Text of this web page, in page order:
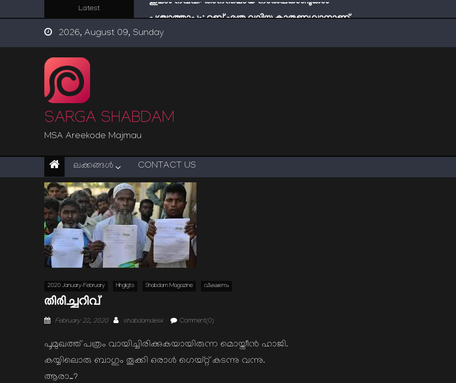
Latest
പശ്ചാത്താപം: റബ്ബ് എത്ര വലിയ കാരുണ്യവാനാണ്
ഇന്ന് നേടിയാൽ ഇരട്ടി നേടാം
“ട്രംപ് 2.0” അധികാരത്തിന്‍റെ നിഴലിലെ എപ്സ്റ്റീന്‍ രഹസ്യങ്ങള്‍
2026, August 09, Sunday
SARGA SHABDAM
MSA Areekode Majmau
ലക്കങ്ങള്‍ CONTACT US
2020 January-February Hihgligts Shabdam Magazine വീക്ഷണം
തിരിച്ചറിവ്
Posted
February 22, 2020 Author
shabdamdesk Comment(0)
പൂമുഖത്ത് പത്രം വായിച്ചിരിക്കുകയായിരുന്ന മൊയ്തീന്‍ ഹാജി.
കയ്യിലൊരു ബാഗും തൂക്കി ഒരാള്‍ ഗെയ്റ്റ് കടന്നു വന്നു.
ആരാ…?